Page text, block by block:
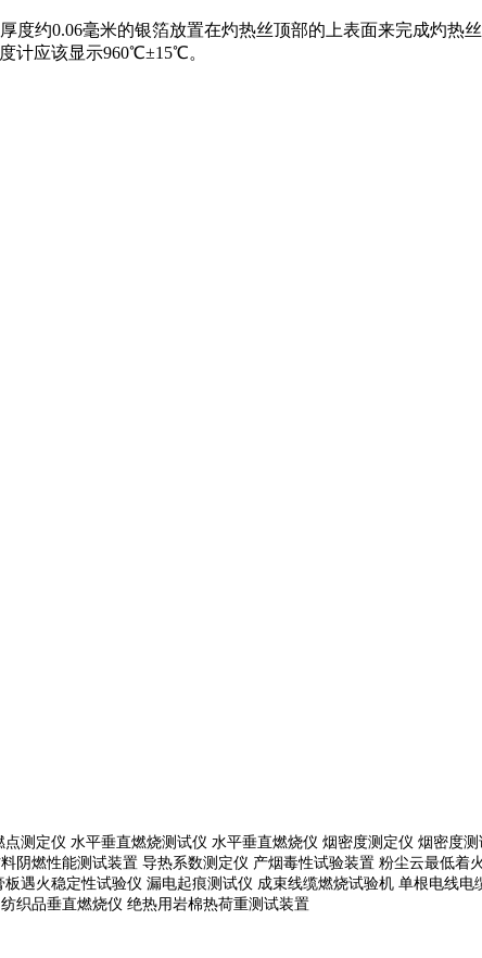
约0.06毫米的银箔放置在灼热丝顶部的上表面来完成灼热
计应该显示960℃±15℃。
测定仪 水平垂直燃烧测试仪 水平垂直燃烧仪 烟密度测定仪 烟密度
燃性能测试装置 导热系数测定仪 产烟毒性试验装置 粉尘云最低着
板遇火稳定性试验仪 漏电起痕测试仪 成束线缆燃烧试验机 单根电线电
织品垂直燃烧仪 绝热用岩棉热荷重测 试装置